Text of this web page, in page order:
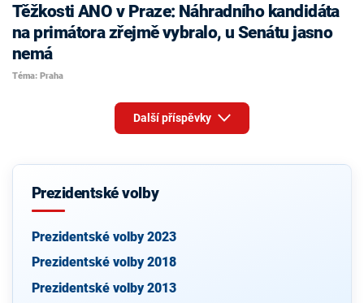
Těžkosti ANO v Praze: Náhradního kandidáta
na primátora zřejmě vybralo, u Senátu jasno
nemá
Téma: Praha
Další příspěvky
Prezidentské volby
Prezidentské volby 2023
Prezidentské volby 2018
Prezidentské volby 2013